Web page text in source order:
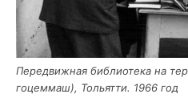
Пере­движ­ная биб­лио­те­ка на
го­цем­маш), Тольят­ти. 1966 год